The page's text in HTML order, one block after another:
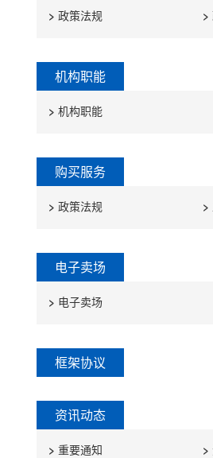
扩大高水平对外开放
习近平在甘肃考察时
> 政策法规 >
机构职能
> 机构职能
购买服务
> 政策法规 >
电子卖场
> 电子卖场
框架协议
资讯动态
> 重要通知 >